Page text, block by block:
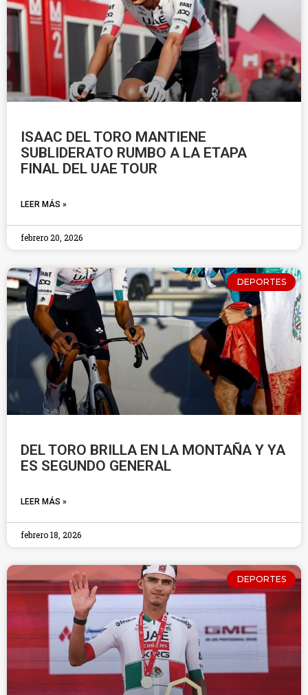
ISAAC DEL TORO MANTIENE
SUBLIDERATO RUMBO A LA ETAPA
FINAL DEL UAE TOUR
LEER MÁS »
febrero 20, 2026
DEPORTES
DEL TORO BRILLA EN LA MONTAÑA Y YA
ES SEGUNDO GENERAL
LEER MÁS »
febrero 18, 2026
DEPORTES